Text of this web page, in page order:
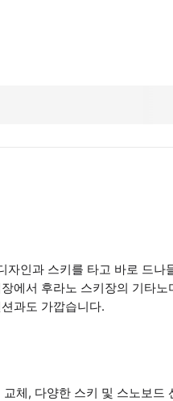
인과 스키를 타고 바로 드나
에서 후라노 스키장의 기타노
과도 가깝습니다.
체, 다양한 스키 및 스노보드